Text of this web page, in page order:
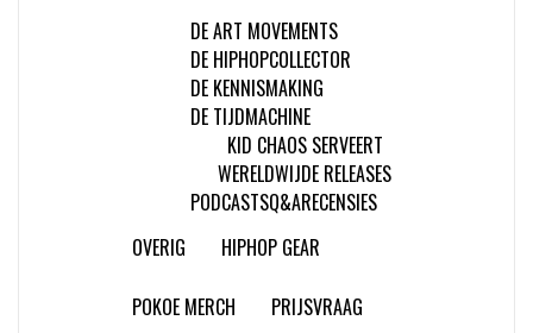
DE ART MOVEMENTS
DE HIPHOPCOLLECTOR
DE KENNISMAKING
DE TIJDMACHINE
KID CHAOS SERVEERT
WERELDWIJDE RELEASES
PODCASTSQ&ARECENSIES
OVERIG
HIPHOP GEAR
POKOE MERCH PRIJSVRAAG